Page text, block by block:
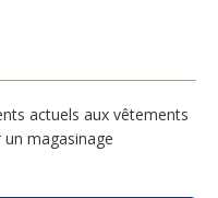
actuels aux vêtements
magasinage